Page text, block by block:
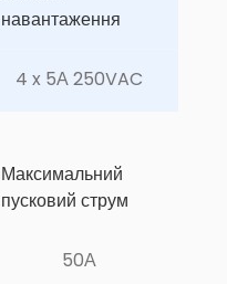
навантаження
4 x 5А 250VAC
Максимальний
пусковий струм
50А